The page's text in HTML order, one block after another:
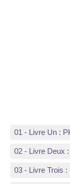
01 - Livre Un :
02 - Livre Deux
03 - Livre Trois